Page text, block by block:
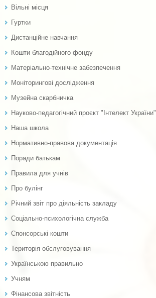
Вільні місця
Гуртки
Дистанційне навчання
Кошти благодійного фонду
Матеріально-технічне забезпечення
Моніторингові дослідження
Музейна скарбничка
Науково-педагогічний проєкт "Інтелект України"
Наша школа
Нормативно-правова документація
Поради батькам
Правила для учнів
Про булінг
Річний звіт про діяльність закладу
Соціально-психологічна служба
Спонсорські кошти
Територія обслуговування
Українською правильно
Учням
Фінансова звітність